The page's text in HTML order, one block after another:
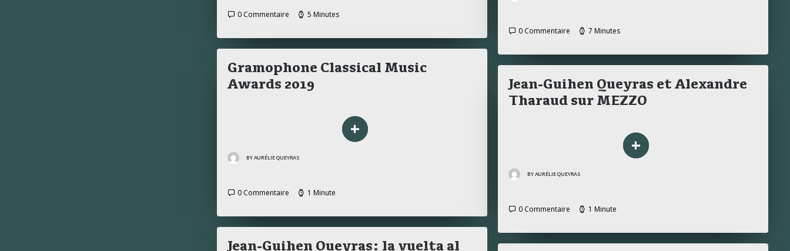
0 Commentaire 5 Minutes
0 Commentaire 7 Minutes
Gramophone Classical Music
Awards 2019
+
BY AURÉLIE QUEYRAS
0 Commentaire 1 Minute
Jean-Guihen Queyras et Alexandre
Tharaud sur MEZZO
+
BY AURÉLIE QUEYRAS
0 Commentaire 1 Minute
Jean-Guihen Queyras: la vuelta al